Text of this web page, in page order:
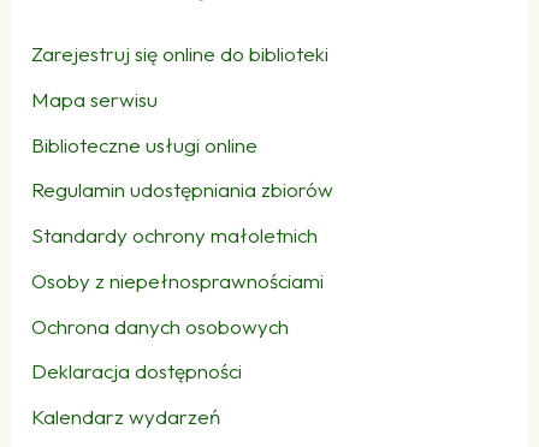
Zarejestruj się online do biblioteki
Mapa serwisu
Biblioteczne usługi online
Regulamin udostępniania zbiorów
Standardy ochrony małoletnich
Osoby z niepełnosprawnościami
Ochrona danych osobowych
Deklaracja dostępności
Kalendarz wydarzeń